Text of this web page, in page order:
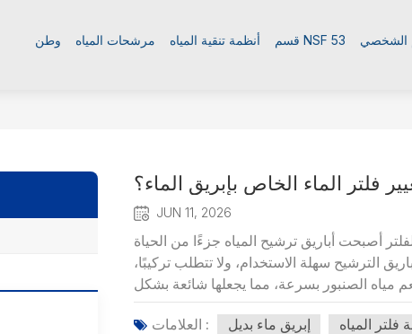
وطن مرشحات المياه أنظمة تنقية المياه قسم NSF 53 الشخصي
فلتر الماء الخاص بإبريق الماء؟
JUN 11, 2026
أصبحت أباريق ترشيح المياه جزءًا من الحياة
الترشيح سهلة الاستخدام، ولا تتطلب تركيبًا،
العلامات : إبريق ماء بديل المياه